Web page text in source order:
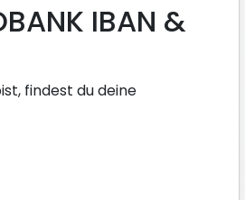
IBAN &
findest du deine